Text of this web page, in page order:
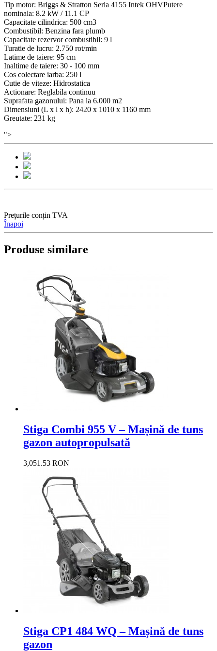
Tip motor: Briggs & Stratton Seria 4155 Intek OHVPutere
nominala: 8.2 kW / 11.1 CP
Capacitate cilindrica: 500 cm3
Combustibil: Benzina fara plumb
Capacitate rezervor combustibil: 9 l
Turatie de lucru: 2.750 rot/min
Latime de taiere: 95 cm
Inaltime de taiere: 30 - 100 mm
Cos colectare iarba: 250 l
Cutie de viteze: Hidrostatica
Actionare: Reglabila continuu
Suprafata gazonului: Pana la 6.000 m2
Dimensiuni (L x l x h): 2420 x 1010 x 1160 mm
Greutate: 231 kg
">
Prețurile conțin TVA
Înapoi
Produse similare
Stiga Combi 955 V – Mașină de tuns
gazon autopropulsată
3,051.53 RON
Stiga CP1 484 WQ – Mașină de tuns
gazon